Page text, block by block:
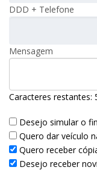
DDD + Telefone
Mensagem
Caracteres restantes:
Desejo simular o
Quero dar veículo
Quero receber
Desejo receber